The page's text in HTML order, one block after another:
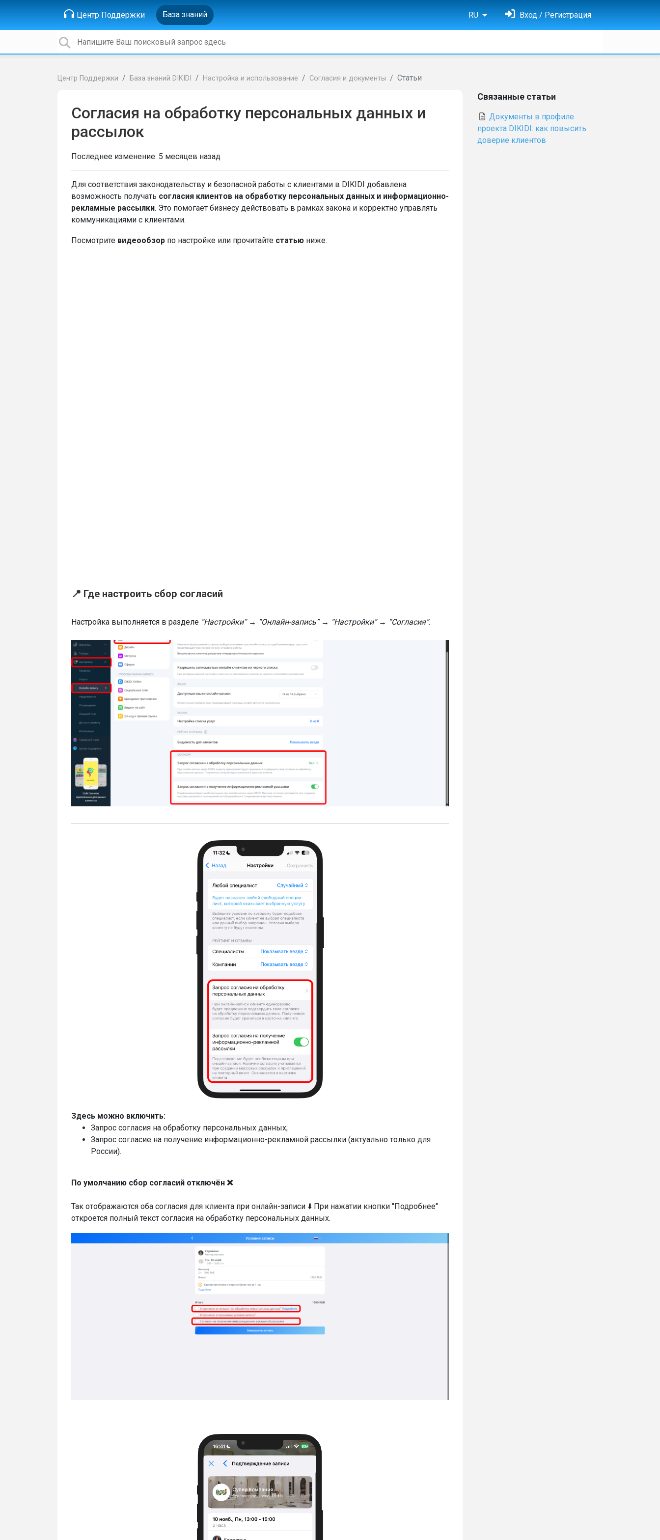
Центр Поддержки База знаний RU Вход / Регистрация
Центр Поддержки База знаний DIKIDI Настройка и использование Согласия и документы Статьи
Согласия на обработку персональных данных и
рассылок
Последнее изменение: 5 месяцев назад
Для соответствия законодательству и безопасной работы с клиентами в DIKIDI добавлена
возможность получать согласия клиентов на обработку персональных данных и информационно-
рекламные рассылки. Это помогает бизнесу действовать в рамках закона и корректно управлять
коммуникациями с клиентами.
Посмотрите видеообзор по настройке или прочитайте статью ниже.
📍 Где настроить сбор согласий
Настройка выполняется в разделе “Настройки” → “Онлайн-запись” → “Настройки” → “Согласия”.
Здесь можно включить:
Запрос согласия на обработку персональных данных;
Запрос согласие на получение информационно-рекламной рассылки (актуально только для
России).
По умолчанию сбор согласий отключён ❌
Так отображаются оба согласия для клиента при онлайн-записи ⬇️ При нажатии кнопки "Подробнее"
откроется полный текст согласия на обработку персональных данных.
Связанные статьи
Документы в профиле
проекта DIKIDI: как повысить
доверие клиентов